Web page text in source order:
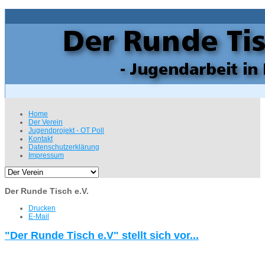
Home
Der Verein
Jugendprojekt - OT Poll
Kontakt
Datenschutzerklärung
Impressum
Der Runde Tisch e.V.
Drucken
E-Mail
"Der Runde Tisch e.V" stellt sich vor...